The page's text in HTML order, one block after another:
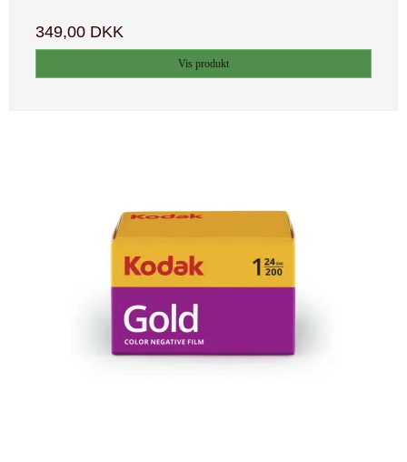
349,00 DKK
Vis produkt